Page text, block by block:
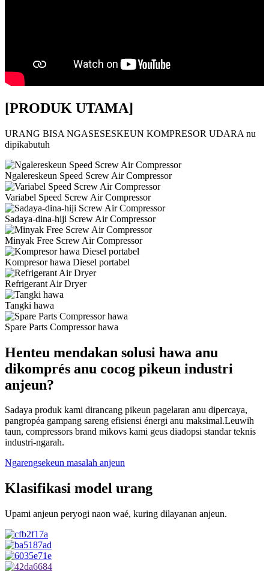
[PRODUK UTAMA]
URANG BISA NGASESESKEUN KOMPRESOR UDARA nu
dipikabutuh
Ngalereskeun Speed ​​Screw Air Compressor
Variabel Speed ​​Screw Air Compressor
Sadaya-dina-hiji Screw Air Compressor
Minyak Free Screw Air Compressor
Kompresor hawa Diesel portabel
Refrigerant Air Dryer
Tangki hawa
Spare Parts Compressor hawa
Henteu mendakan solusi hawa anu
dikomprés anu cocog pikeun industri
anjeun?
Sadaya produk kami dirancang pikeun pagelaran anu dipercaya,
pangropéa gampang sareng efisiensi énergi anu maksimal.Leuwih
taun, compressors brand mikovs kami geus diadopsi standar teknis
industri-ngarah.
Ngarengsekeun masalah anjeun
Klasifikasi model urang
Upami anjeun peryogi naon waé, kuring dilayanan anjeun.